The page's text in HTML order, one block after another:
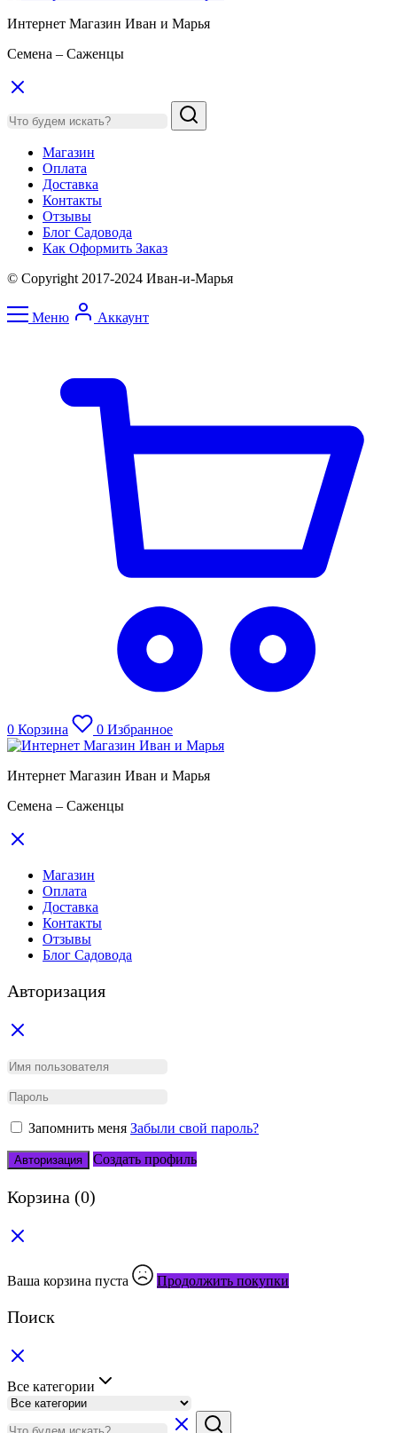
Интернет Магазин Иван и Марья
Семена – Саженцы
Магазин
Оплата
Доставка
Контакты
Отзывы
Блог Садовода
Как Оформить Заказ
© Copyright 2017-2024 Иван-и-Марья
Меню Аккаунт
0 Корзина 0 Избранное
Интернет Магазин Иван и Марья
Семена – Саженцы
Магазин
Оплата
Доставка
Контакты
Отзывы
Блог Садовода
Авторизация
Запомнить меня Забыли свой пароль?
Авторизация Создать профиль
Корзина (0)
Ваша корзина пуста Продолжить покупки
Поиск
Все категории